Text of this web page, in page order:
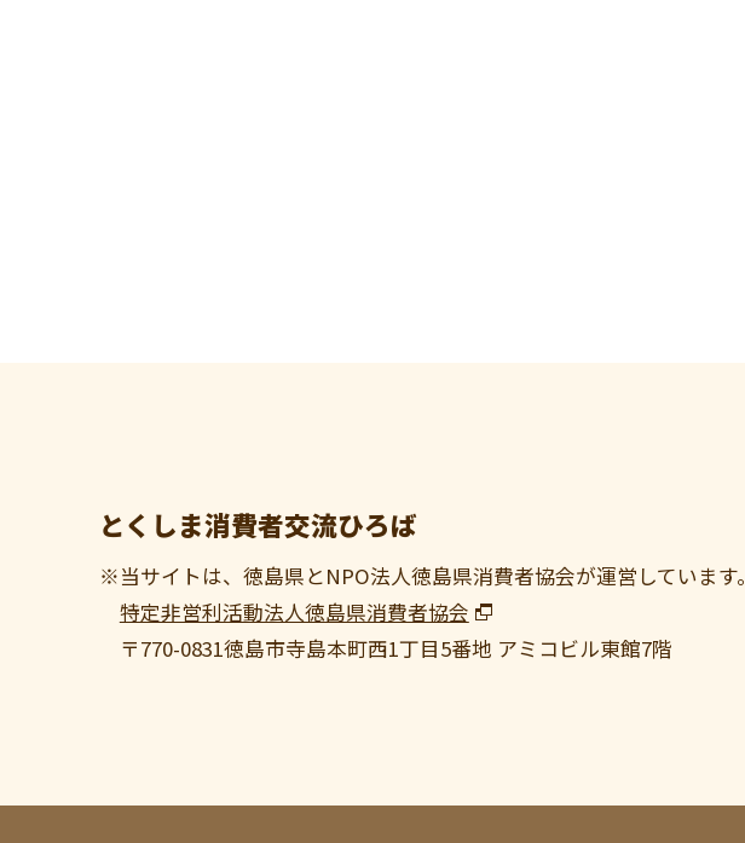
とくしま消費者交流ひろば
※当サイトは、徳島県とNPO法人徳島県消費者協会が運営しています。
特定非営利活動法人徳島県消費者協会
〒770-0831徳島市寺島本町西1丁目5番地 アミコビル東館7階